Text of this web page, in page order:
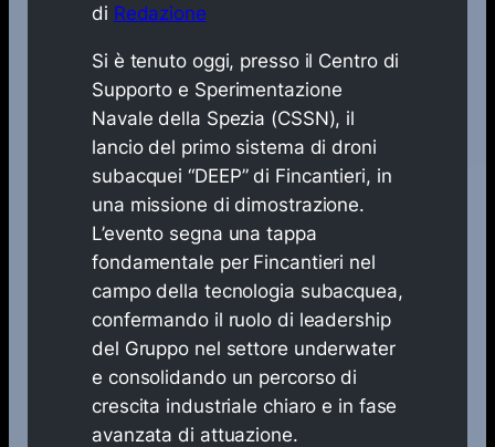
di Redazione
Si è tenuto oggi, presso il Centro di
Supporto e Sperimentazione
Navale della Spezia (CSSN), il
lancio del primo sistema di droni
subacquei “DEEP” di Fincantieri, in
una missione di dimostrazione.
L’evento segna una tappa
fondamentale per Fincantieri nel
campo della tecnologia subacquea,
confermando il ruolo di leadership
del Gruppo nel settore underwater
e consolidando un percorso di
crescita industriale chiaro e in fase
avanzata di attuazione.